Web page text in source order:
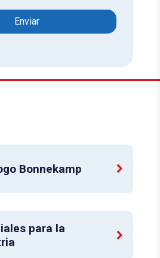
Bonnekamp
para la